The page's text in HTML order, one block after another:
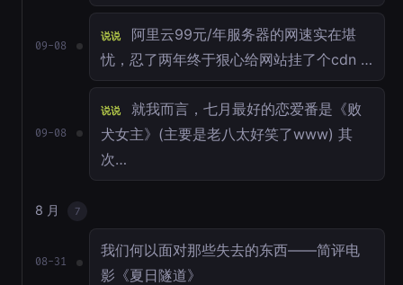
09-08
说说
阿里云99元/年服务器的网速实在堪
忧，忍了两年终于狠心给网站挂了个cdn …
09-08
说说
就我而言，七月最好的恋爱番是《败
犬女主》(主要是老八太好笑了www) 其
次…
8 月 7
08-31
我们何以面对那些失去的东西——简评电
影《夏日隧道》